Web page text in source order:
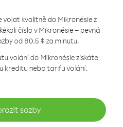
volat kvalitně do Mikronésie z
číslo v Mikronésie – pevná
od 80.5 ¢ za minutu.
volání do Mikronésie získáte
kreditu nebo tarifu volání.
sazby